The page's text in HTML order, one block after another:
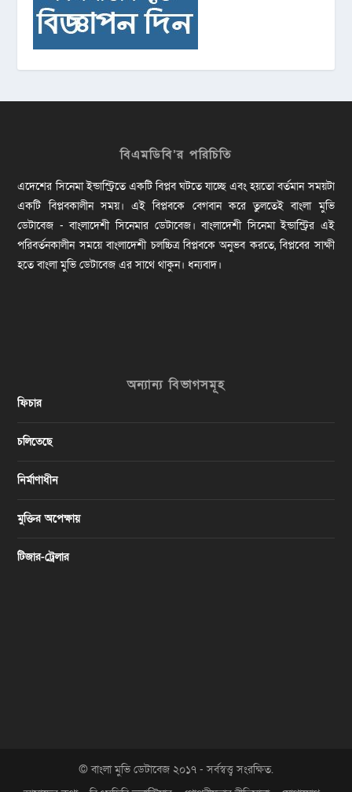
বিএমডিবি’র পরিচিতি
এদেশের সিনেমা ইন্ডাস্ট্রিতে একটি বিপ্লব ঘটতে যাচ্ছে এবং হয়তো বর্তমান সময়টা
একটি বিপ্লবকালীন সময়। এই বিপ্লবকে বেগবান করে তুলতেই বাংলা মুভি
ডেটাবেজ - বাংলাদেশী সিনেমার ডেটাবেজ। বাংলাদেশী সিনেমা ইন্ডাস্ট্রির এই
পরিবর্তনকালীন সময়ে বাংলাদেশী চলচ্চিত্র বিপ্লবকে অনুভব করতে, বিপ্লবের সাক্ষী
হতে বাংলা মুভি ডেটাবেজ এর সাথে থাকুন। ধন্যবাদ।
অন্যান্য বিভাগসমূহ
ফিচার
চলিতেছে
নির্মাণাধীন
মুক্তির অপেক্ষায়
টিজার-ট্রেলার
© বাংলা মুভি ডেটাবেজ ২০১৭ - সর্বস্বত্ত্ব সংরক্ষিত.